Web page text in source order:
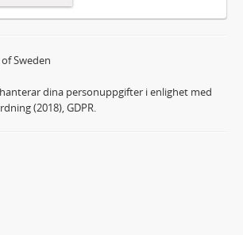
Sweden
dina personuppgifter i enlighet med
(2018), GDPR.